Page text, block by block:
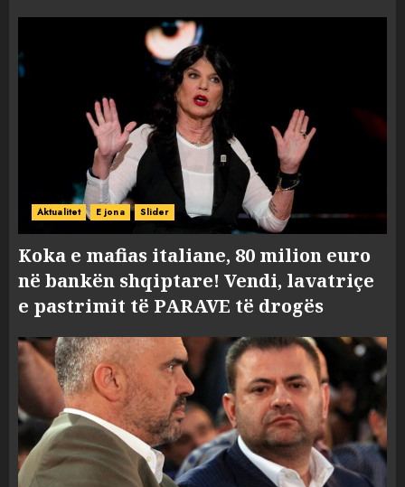
Aktualitet E jona Slider
Koka e mafias italiane, 80 milion euro
në bankën shqiptare! Vendi, lavatriçe
e pastrimit të PARAVE të drogës